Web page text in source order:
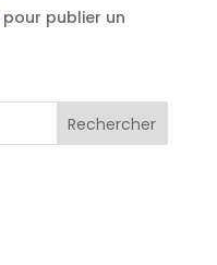
pour publier un